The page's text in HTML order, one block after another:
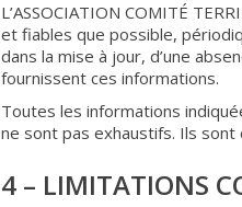
L’ASSOCIATION COMITÉ
et fiables que possible,
dans la mise à jour, d’une
fournissent ces informations.
Toutes les informations
ne sont pas exhaustifs. Ils
4 – LIMITATIONS